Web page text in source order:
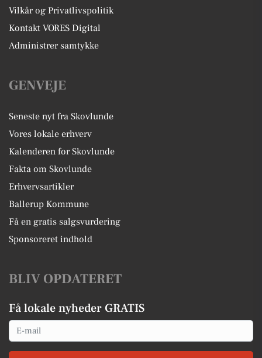
Vilkår og Privatlivspolitik
Kontakt VORES Digital
Administrer samtykke
GENVEJE
Seneste nyt fra Skovlunde
Vores lokale erhverv
Kalenderen for Skovlunde
Fakta om Skovlunde
Erhvervsartikler
Ballerup Kommune
Få en gratis salgsvurdering
Sponsoreret indhold
BLIV OPDATERET
Få lokale nyheder GRATIS
Email